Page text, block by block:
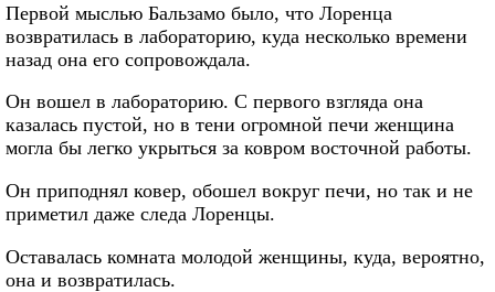
Первой мыслью Бальзамо было, что Лоренца
возвратилась в лабораторию, куда несколько времени
назад она его сопровождала.
Он вошел в лабораторию. С первого взгляда она
казалась пустой, но в тени огромной печи женщина
могла бы легко укрыться за ковром восточной работы.
Он приподнял ковер, обошел вокруг печи, но так и не
приметил даже следа Лоренцы.
Оставалась комната молодой женщины, куда, вероятно,
она и возвратилась.